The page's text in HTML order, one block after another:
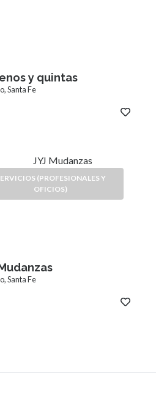
y quintas
Santa Fe
(PROFESIONALES Y
OFICIOS)
Santa Fe